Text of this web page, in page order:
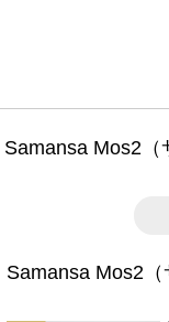
Samansa Mos2（
Samansa Mos2